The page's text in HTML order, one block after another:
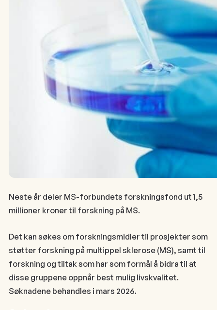
Neste år deler MS-forbundets forskningsfond ut 1,5
millioner kroner til forskning på MS.
Det kan søkes om forskningsmidler til prosjekter som
støtter forskning på multippel sklerose (MS), samt til
forskning og tiltak som har som formål å bidra til at
disse gruppene oppnår best mulig livskvalitet.
Søknadene behandles i mars 2026.